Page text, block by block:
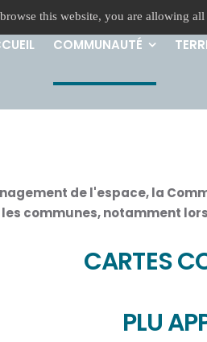
COMMUNAUTÉ
de l'espace, la
communes, notamment
CARTES
PLU
this website, you are allowing